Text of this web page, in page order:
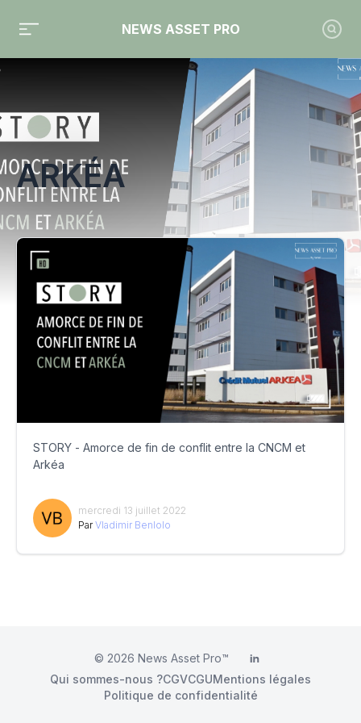
NEWS ASSET PRO
Toute l'actualité sur le tag "Arkéa"
ARKÉA
STORY - Amorce de fin de conflit entre la CNCM et
Arkéa
mercredi 13 juillet 2022
Par Vladimir Benlolo
© 2026 News Asset Pro™ LinkedIn
Qui sommes-nous ?CGVCGUMentions légales
Politique de confidentialité